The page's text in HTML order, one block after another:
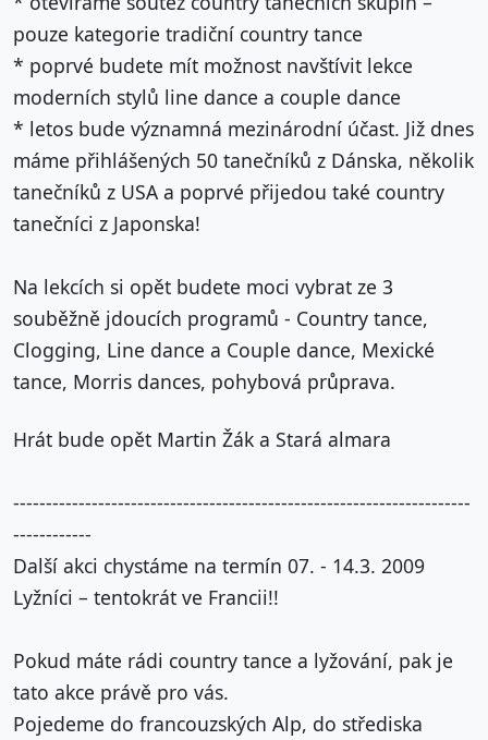
pouze kategorie tradiční country tance
* poprvé budete mít možnost navštívit lekce
moderních stylů line dance a couple dance
* letos bude významná mezinárodní účast. Již dnes
máme přihlášených 50 tanečníků z Dánska, několik
tanečníků z USA a poprvé přijedou také country
tanečníci z Japonska!
Na lekcích si opět budete moci vybrat ze 3
souběžně jdoucích programů - Country tance,
Clogging, Line dance a Couple dance, Mexické
tance, Morris dances, pohybová průprava.
Hrát bude opět Martin Žák a Stará almara
----------------------------------------------------------------------
------------
Další akci chystáme na termín 07. - 14.3. 2009
Lyžníci – tentokrát ve Francii!!
Pokud máte rádi country tance a lyžování, pak je
tato akce právě pro vás.
Pojedeme do francouzských Alp, do střediska